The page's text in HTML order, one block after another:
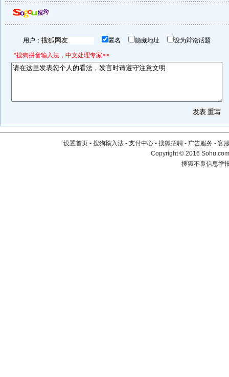
用户： 匿名 隐藏地址 设为辩论话题
*搜狗拼音输入法，中文处理专家>>
设置首页 - 搜狗输入法 - 支付中心 - 搜狐招聘 - 广告服务 - 客
Copyright©2016
搜狐不良信息举